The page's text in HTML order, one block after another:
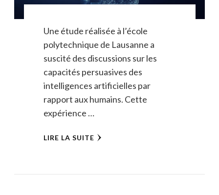
Une étude réalisée à l’école
polytechnique de Lausanne a
suscité des discussions sur les
capacités persuasives des
intelligences artificielles par
rapport aux humains. Cette
expérience …
LIRE LA SUITE